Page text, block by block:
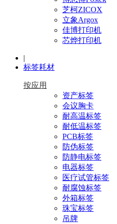
芝柯ZICOX
立象Argox
佳博打印机
芯烨打印机
|
标签耗材
按应用
资产标签
会议胸卡
耐高温标签
耐低温标签
PCB标签
防伪标签
防静电标签
电器标签
医疗试管标签
耐腐蚀标签
外箱标签
珠宝标签
吊牌